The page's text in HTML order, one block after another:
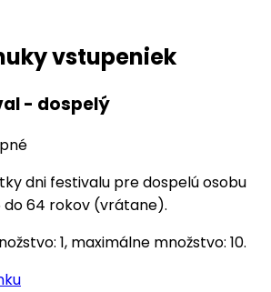
vstupeniek
- dospelý
dni festivalu pre dospelú osobu
do 64 rokov (vrátane).
1, maximálne množstvo: 10.